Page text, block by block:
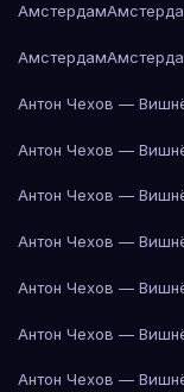
Амстердам
Амстердам
Антон Чехов —
Антон Чехов —
Антон Чехов —
Антон Чехов —
Антон Чехов —
Антон Чехов —
Антон Чехов —